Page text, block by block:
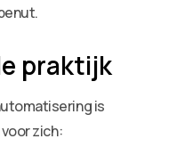
praktijk
is
zich: